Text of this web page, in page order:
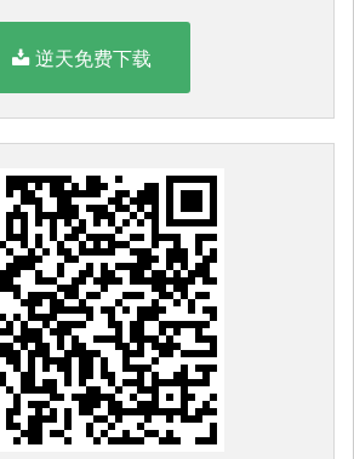
逆天免费下载